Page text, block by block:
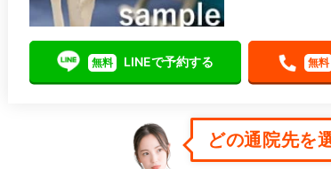
無料 LINEで予約する 無料
どの通院先を